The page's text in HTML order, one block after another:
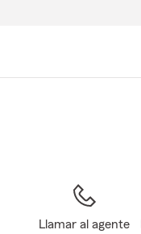
Llamar al agente